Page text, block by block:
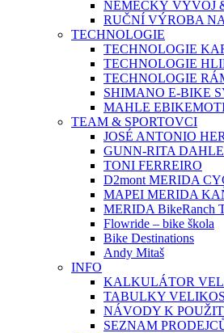
NĚMECKÝ VÝVOJ
RUČNÍ VÝROBA
TECHNOLOGIE
TECHNOLOGIE
TECHNOLOGIE
TECHNOLOGIE
SHIMANO E-BIKE
MAHLE
TEAM & SPORTOVCI
JOSÉ ANTONIO
GUNN-RITA DAHLE
TONI FERREIRO
D2mont MERIDA
MAPEI MERIDA
MERIDA BikeRanch
Flowride – bike škola
Bike Destinations
Andy Mitaš
INFO
KALKULÁTOR
TABULKY
NÁVODY K
SEZNAM